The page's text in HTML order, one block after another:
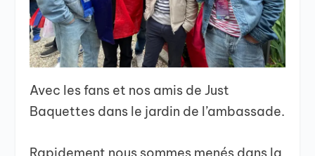
Avec les fans et nos amis de Just
Baquettes dans le jardin de l’ambassade.